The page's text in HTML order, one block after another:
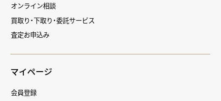
オンライン相談
買取り・下取り・委託サービス
査定お申込み
マイページ
会員登録